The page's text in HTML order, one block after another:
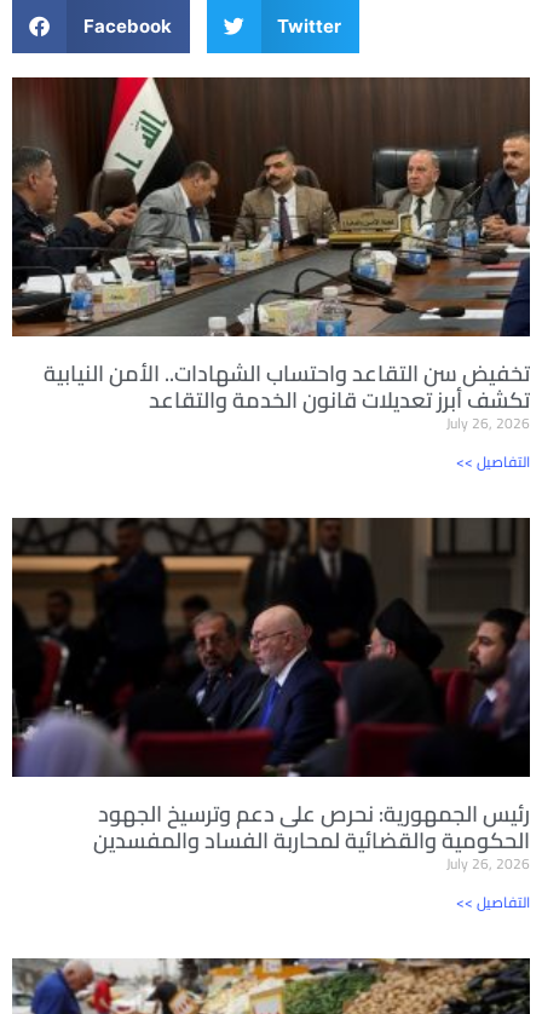
Facebook Twitter
تخفيض سن التقاعد واحتساب الشهادات.. الأمن النيابية
تكشف أبرز تعديلات قانون الخدمة والتقاعد
July 26, 2026
<< التفاصيل
رئيس الجمهورية: نحرص على دعم وترسيخ الجهود
الحكومية والقضائية لمحاربة الفساد والمفسدين
July 26, 2026
<< التفاصيل